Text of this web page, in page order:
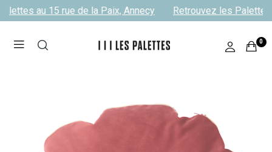
au 15 rue de la Paix, Annecy Retrouvez les Palettes
0